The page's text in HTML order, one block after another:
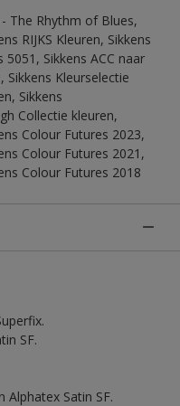
The Rhythm of Blues,
RIJKS Kleuren, Sikkens
Sikkens ACC naar
Sikkens Kleurselectie
Sikkens
Collectie kleuren,
Colour Futures 2023,
Colour Futures 2021,
Colour Futures 2018
SF.
Alphatex Satin SF.